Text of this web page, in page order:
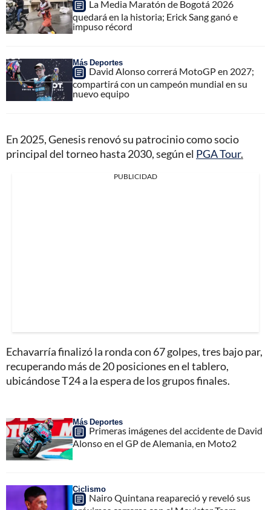
La Media Maratón de Bogotá 2026
quedará en la historia; Erick Sang ganó e
impuso récord
Más Deportes
David Alonso correrá MotoGP en 2027;
compartirá con un campeón mundial en su
nuevo equipo
En 2025, Genesis renovó su patrocinio como socio
principal del torneo hasta 2030, según el PGA Tour.
PUBLICIDAD
Echavarría finalizó la ronda con 67 golpes, tres bajo par,
recuperando más de 20 posiciones en el tablero,
ubicándose T24 a la espera de los grupos finales.
Más Deportes
Primeras imágenes del accidente de David
Alonso en el GP de Alemania, en Moto2
Ciclismo
Nairo Quintana reapareció y reveló sus